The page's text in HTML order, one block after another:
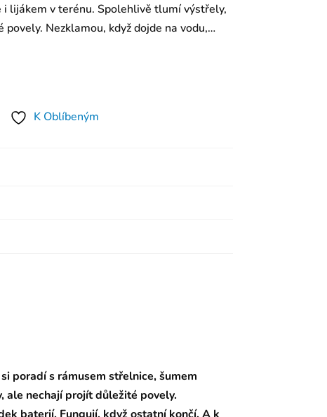
lijákem v terénu. Spolehlivě tlumí výstřely,
Nezklamou, když dojde na vodu,…
K Oblíbeným
poradí s rámusem střelnice, šumem
ale nechají projít důležité povely.